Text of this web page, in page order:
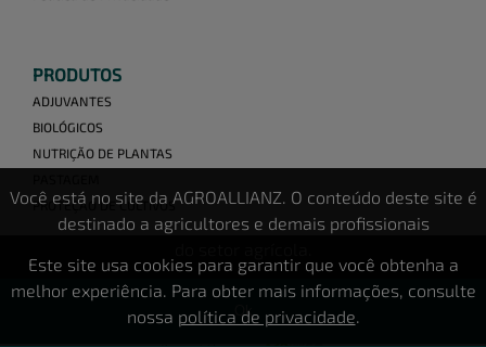
Você está no site da AGROALLIANZ. O conteúdo deste site é
destinado a agricultores e demais profissionais
Ok
Este site usa cookies para garantir que você obtenha a
melhor experiência. Para obter mais informações, consulte
nossa política de privacidade.
PRODUTOS
ADJUVANTES
BIOLÓGICOS
NUTRIÇÃO DE PLANTAS
PROTEÇÃO DE CULTIVOS
SAIBA MAIS SOBRE A DVA AGRO